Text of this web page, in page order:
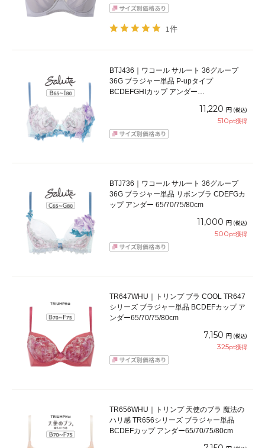
1件
BTJ436｜ワコール サルート 36グループ
36G ブラジャー単品 P-upタイプ
BCDEFGHIカップ アンダー
11,220 円 (税込)
510pt獲得
BTJ736｜ワコール サルート 36グループ
36G ブラジャー単品 リボンブラ CDEFGカ
ップ アンダー 65/70/75/80cm
11,000 円 (税込)
500pt獲得
TR647WHU｜トリンプ ブラ COOL TR647
シリーズ ブラジャー単品 BCDEFカップ ア
ンダー65/70/75/80cm
7,150 円 (税込)
325pt獲得
TR656WHU｜トリンプ 天使のブラ 魔法の
ハリ感 TR656シリーズ ブラジャー単品
BCDEFカップ アンダー65/70/75/80cm